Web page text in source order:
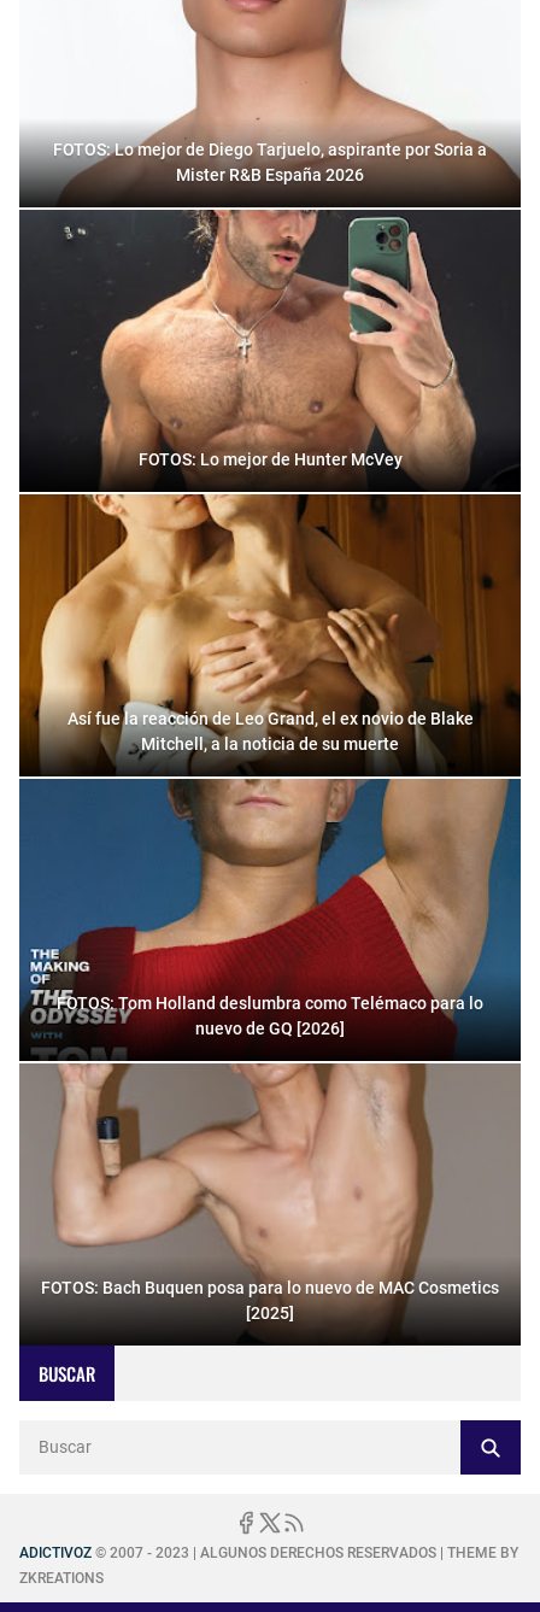
FOTOS: Lo mejor de Diego Tarjuelo, aspirante por Soria a
Mister R&B España 2026
FOTOS: Lo mejor de Hunter McVey
Así fue la reacción de Leo Grand, el ex novio de Blake
Mitchell, a la noticia de su muerte
FOTOS: Tom Holland deslumbra como Telémaco para lo
nuevo de GQ [2026]
FOTOS: Bach Buquen posa para lo nuevo de MAC Cosmetics
[2025]
BUSCAR
ADICTIVOZ © 2007 - 2023 | ALGUNOS DERECHOS RESERVADOS | THEME BY
ZKREATIONS